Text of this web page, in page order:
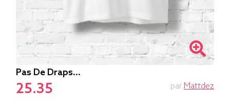
Pas De Draps...
25.35 par Mattdez